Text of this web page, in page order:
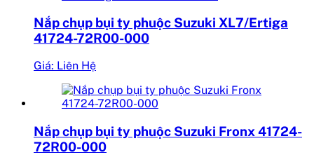
Nắp chụp bụi ty phuộc Suzuki XL7/Ertiga
41724-72R00-000
Giá: Liên Hệ
Nắp chụp bụi ty phuộc Suzuki Fronx 41724-
72R00-000